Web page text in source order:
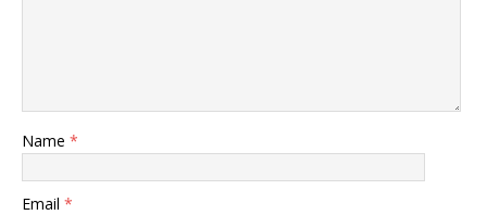
Name *
Email *